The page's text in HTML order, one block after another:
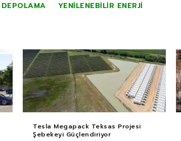
DEPOLAMA YENILENEBILIR ENERJI
Tesla Megapack Teksas Projesi
Şebekeyi Güçlendiriyor